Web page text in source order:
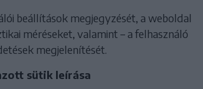
beállítások megjegyzését, a weboldal
méréseket, valamint – a felhasználó
megjelenítését.
sütik leírása